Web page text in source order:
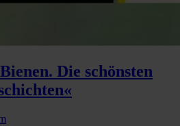
Die schönsten